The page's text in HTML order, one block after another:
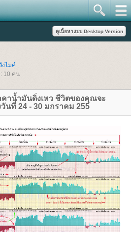
ไมค์
10 คน
คาน้ำมันดิ่งเหว ชีวิตของคุณจะ
วันที่ 24 - 30 มกราคม 255